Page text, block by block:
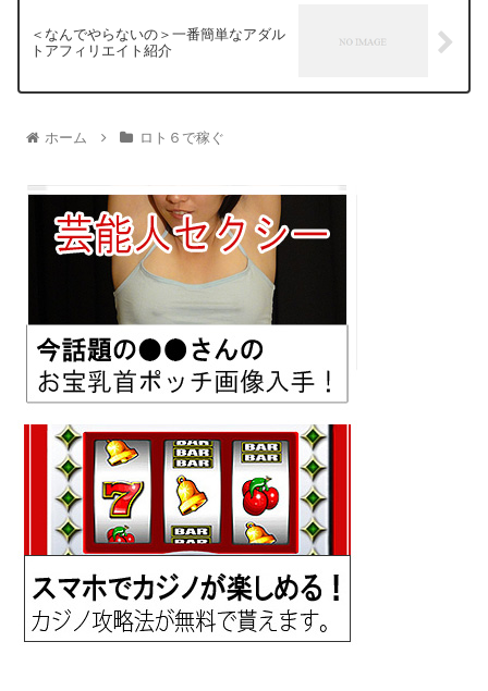
＜なんでやらないの＞一番簡単なアダル
トアフィリエイト紹介
ホーム ロト６で稼ぐ